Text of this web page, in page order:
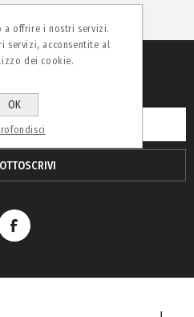
a offrire i nostri servizi.
servizi, acconsentite al
dei cookie.
OK